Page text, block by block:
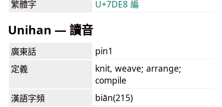
繁體字 U+7DE8 編
Unihan — 讀音
廣東話
pin1
定義
knit, weave; arrange;
compile
漢語字頻
biān(215)